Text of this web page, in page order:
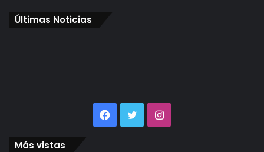
Últimas Noticias
Facebook
TwitterInstagram
Más vistas